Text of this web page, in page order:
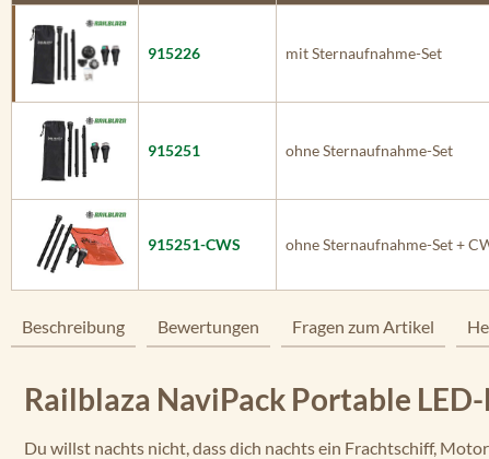
915226 mit Sternaufnahme-Set
915251 ohne Sternaufnahme-Set
915251-CWS ohne Sternaufnahme-Set +
Beschreibung Bewertungen Fragen zum Artikel
Railblaza NaviPack Portable
Du willst nachts nicht, dass dich nachts ein Frachtschiff,